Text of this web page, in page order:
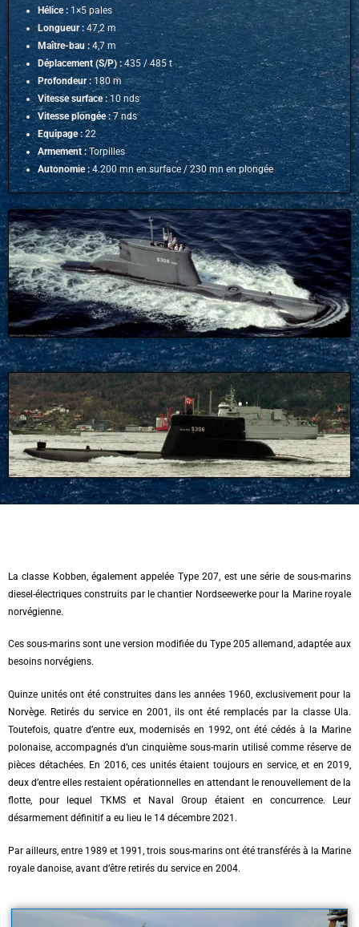
Hélice : 1×5 pales
Longueur : 47,2 m
Maître-bau : 4,7 m
Déplacement (S/P) : 435 / 485 t
Profondeur :180 m
Vitesse surface :10 nds
Vitesse plongée :7 nds
Equipage :22
Armement :Torpilles
Autonomie :4.200 mn en surface / 230 mn en plongée
La classe Kobben, également appelée Type 207, est une série de sous-marins
diesel-électriques construits par le chantier Nordseewerke pour la Marine royale
norvégienne.
Ces sous-marins sont une version modifiée du Type 205 allemand, adaptée aux
besoins norvégiens.
Quinze unités ont été construites dans les années 1960, exclusivement pour la
Norvège. Retirés du service en 2001, ils ont été remplacés par la classe Ula.
Toutefois, quatre d’entre eux, modernisés en 1992, ont été cédés à la Marine
polonaise, accompagnés d’un cinquième sous-marin utilisé comme réserve de
pièces détachées. En 2016, ces unités étaient toujours en service, et en 2019,
deux d’entre elles restaient opérationnelles en attendant le renouvellement de la
flotte, pour lequel TKMS et Naval Group étaient en concurrence. Leur
désarmement définitif a eu lieu le 14 décembre 2021.
Par ailleurs, entre 1989 et 1991, trois sous-marins ont été transférés à la Marine
royale danoise, avant d’être retirés du service en 2004.